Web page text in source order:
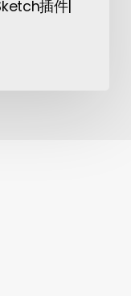
插件|